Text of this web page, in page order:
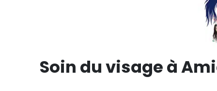
Soin du visage à